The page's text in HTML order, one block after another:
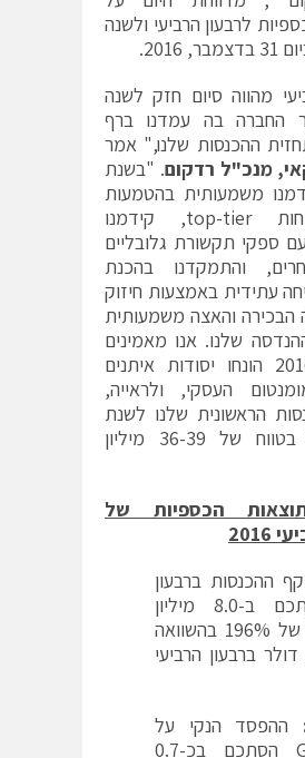
לרבעון הרביעי ולשנה
מהווה סיום חזק לשנה
החברה בה עמדנו ברף
ההכנסות שלנו," אמר
מנכ"ל רדקום. "בשנת
משמעותית בהטמעות
בקרב לקוחות top-tier, קידמנו
ספקי תקשורת גלובליים
והתמקדנו בהכנת
עתידית באמצעות חיזוק
הבכירה והאצה משמעותית
שלנו. אנו מאמינים
כי בשנת 2016 הונחו יסודות איתנים
העסקי, ולראייה,
הראשונית שלנו לשנת
2017 הינה בטווח של 36-39 מיליון
הכספיות של
ההכנסות ברבעון
הרביעי הסתכם ב-8.0 מיליון
דולר, גידול של 196% בהשוואה
דולר ברבעון הרביעי
ההפסד הנקי על
בסיס GAAP הסתכם בכ-0.7